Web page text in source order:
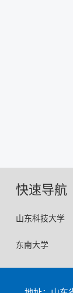
快速导航
山东科技大学
东南大学